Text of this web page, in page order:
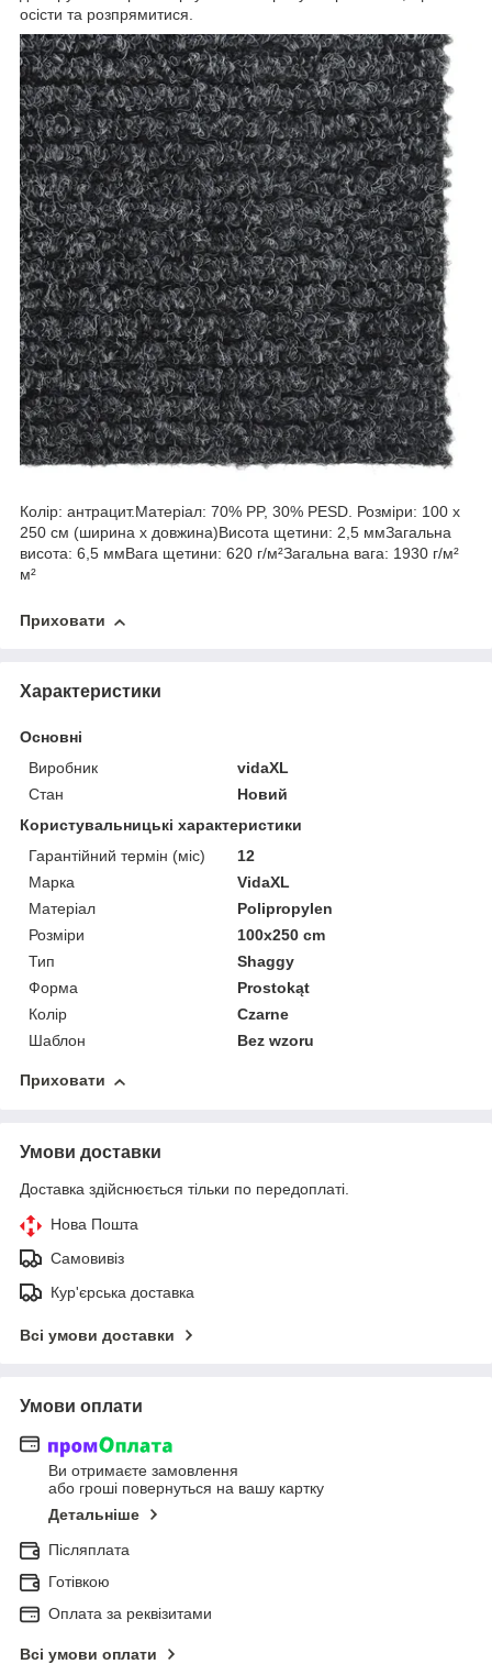
осісти та розпрямитися.
Колір: антрацит.Матеріал: 70% PP, 30% PESD. Розміри: 100 x
250 см (ширина x довжина)Висота щетини: 2,5 ммЗагальна
висота: 6,5 ммВага щетини: 620 г/м²Загальна вага: 1930 г/м²
м²
Приховати
Характеристики
Основні
Виробник
vidaXL
Стан
Новий
Користувальницькі характеристики
Гарантійний термін (міс)
12
Марка
VidaXL
Матеріал
Polipropylen
Розміри
100x250 cm
Тип
Shaggy
Форма
Prostokąt
Колір
Czarne
Шаблон
Bez wzoru
Приховати
Умови доставки
Доставка здійснюється тільки по передоплаті.
Нова Пошта
Самовивіз
Кур'єрська доставка
Всі умови доставки
Умови оплати
Ви отримаєте замовлення
або гроші повернуться на вашу картку
Детальніше
Післяплата
Готівкою
Оплата за реквізитами
Всі умови оплати